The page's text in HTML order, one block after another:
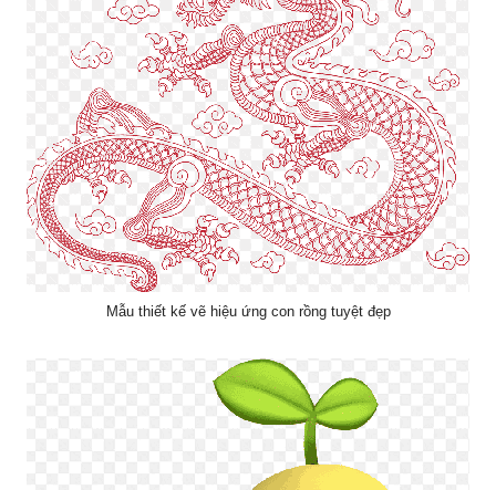
Mẫu thiết kế vẽ hiệu ứng con rồng tuyệt đẹp